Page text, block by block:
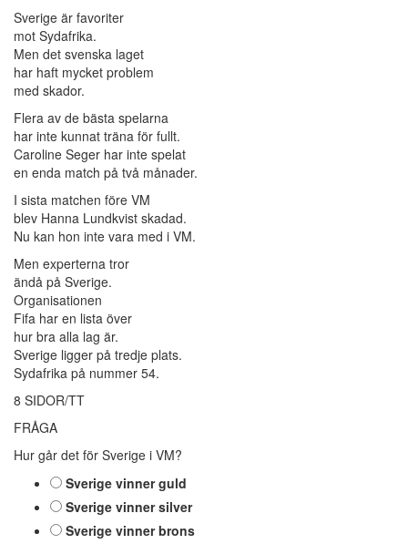
Sverige är favoriter
mot Sydafrika.
Men det svenska laget
har haft mycket problem
med skador.
Flera av de bästa spelarna
har inte kunnat träna för fullt.
Caroline Seger har inte spelat
en enda match på två månader.
I sista matchen före VM
blev Hanna Lundkvist skadad.
Nu kan hon inte vara med i VM.
Men experterna tror
ändå på Sverige.
Organisationen
Fifa har en lista över
hur bra alla lag är.
Sverige ligger på tredje plats.
Sydafrika på nummer 54.
8 SIDOR/TT
FRÅGA
Hur går det för Sverige i VM?
Sverige vinner guld
Sverige vinner silver
Sverige vinner brons